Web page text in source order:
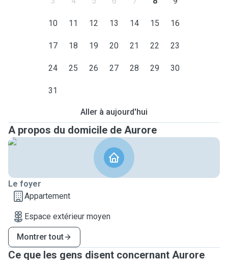
10 11 12 13 14 15 16
17 18 19 20 21 22 23
24 25 26 27 28 29 30
31
Aller à aujourd'hui
A propos du domicile de Aurore
Le foyer
Appartement
Espace extérieur moyen
Montrer tout
Ce que les gens disent concernant Aurore